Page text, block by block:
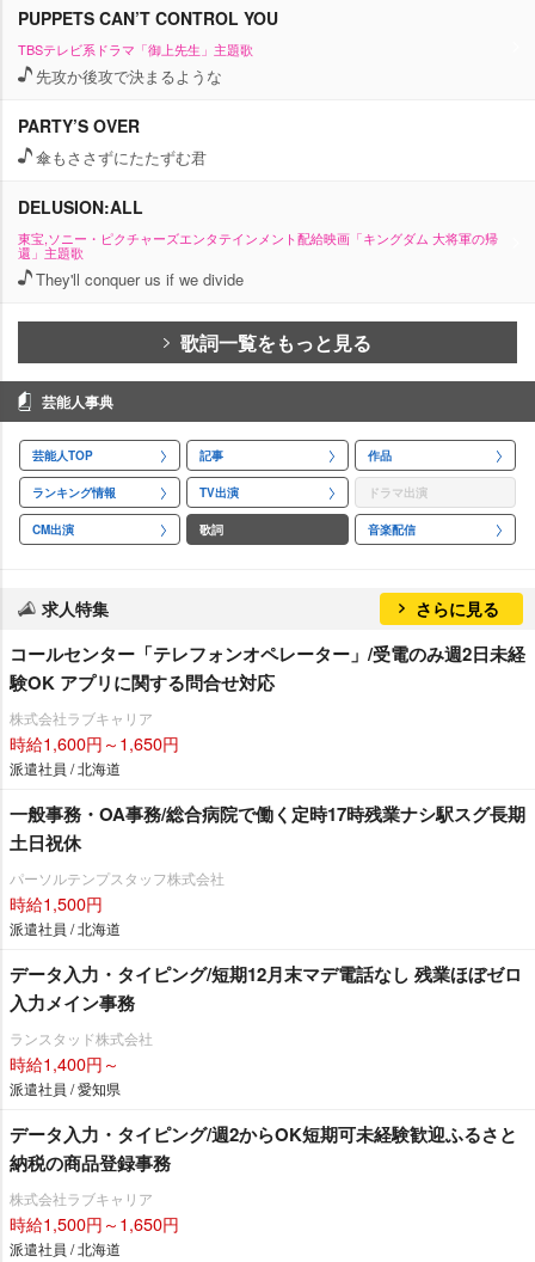
PUPPETS CAN’T CONTROL YOU
TBSテレビ系ドラマ「御上先生」主題歌
先攻か後攻で決まるような
PARTY’S OVER
傘もささずにたたずむ君
DELUSION:ALL
東宝,ソニー・ピクチャーズエンタテインメント配給映画「キングダム 大将軍の帰
還」主題歌
They'll conquer us if we divide
歌詞一覧をもっと見る
芸能人事典
芸能人TOP 記事 作品
ランキング情報 TV出演 ドラマ出演
CM出演 歌詞 音楽配信
求人特集 さらに見る
コールセンター「テレフォンオペレーター」/受電のみ週2日未経
験OK アプリに関する問合せ対応
株式会社ラブキャリア
時給1,600円～1,650円
派遣社員 / 北海道
一般事務・OA事務/総合病院で働く定時17時残業ナシ駅スグ長期
土日祝休
パーソルテンプスタッフ株式会社
時給1,500円
派遣社員 / 北海道
データ入力・タイピング/短期12月末マデ電話なし 残業ほぼゼロ
入力メイン事務
ランスタッド株式会社
時給1,400円～
派遣社員 / 愛知県
データ入力・タイピング/週2からOK短期可未経験歓迎ふるさと
納税の商品登録事務
株式会社ラブキャリア
時給1,500円～1,650円
派遣社員 / 北海道